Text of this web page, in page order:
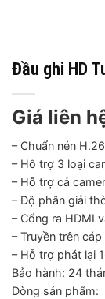
Đầu ghi HD
Giá liên
– Chuẩn nén
– Hỗ trợ 3 loại
– Hỗ trợ cả
– Độ phân giải
– Cổng ra HDMI
– Truyền trên
– Hỗ trợ phát lại
Bảo hành: 24
Dòng sản phẩm: